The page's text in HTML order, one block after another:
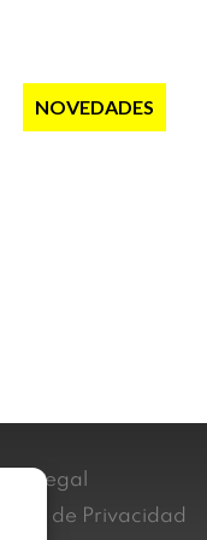
NOVEDADES
Legal
de Privacidad